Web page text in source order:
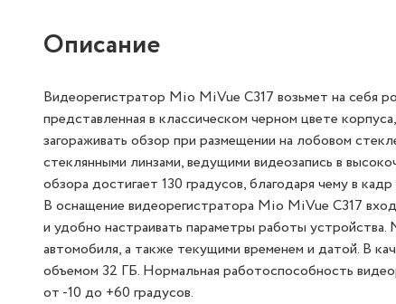
Описание
Видеорегистратор Mio MiVue C317 возьмет на себя
представленная в классическом черном цвете
загораживать обзор при размещении на лобовом
стеклянными линзами, ведущими видеозапись в
обзора достигает 130 градусов, благодаря чему в
В оснащение видеорегистратора Mio MiVue C317
и удобно настраивать параметры работы
автомобиля, а также текущими временем и датой. В
объемом 32 ГБ. Нормальная работоспособность
от -10 до +60 градусов.